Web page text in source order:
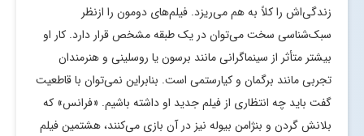
زندگی‌اش را کلاً به هم می‌ریزد. فیلم‌های دومون را ازنظر
سبک‌شناسی سخت می‌توان در یک طبقه مشخص قرار دارد. کار او
بیشتر متأثر از سینماگرانی مانند برسون یا روسلینی و هنرمندان
تجربی مانند برگمان و کیارستمی است. بنابراین نمی‌توان با قاطعیت
گفت باید چه انتظاری از فیلم جدید او داشته باشیم. «فرانس» که
بلانش گردن و بنژامن بیوله نیز در آن بازی می‌کنند، هشتمین فیلم